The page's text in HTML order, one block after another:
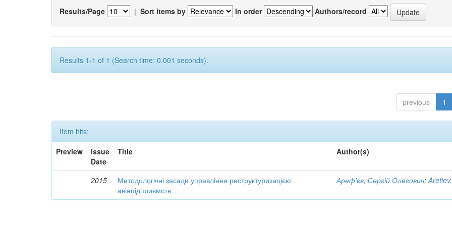
Results/Page | Sort items by In order Authors/record
Results 1-1 of 1 (Search time: 0.001 seconds).
previous 1
Item hits:
Preview
Issue
Date
Title Author(s)
2015
Методологічні засади управління реструктуризацією
авіапідприємств
Ареф'єв, Сергій Олегович;